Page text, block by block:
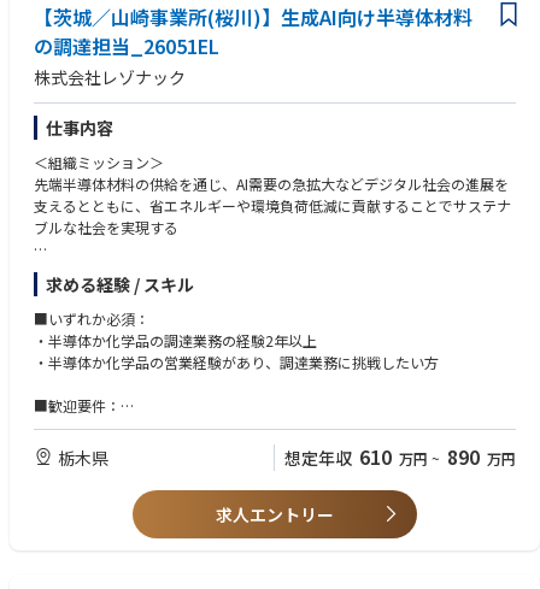
■当ポジションのやりがい：
①生産戦略を担う重要な役割
単なる委託先管理ではなく、EMS活用戦略の策定から実行までを主導
し、アドバンテストの将来の生産体制構築に直接関与できます。
②部門横断で事業成長に貢献
開発・調達・品質・生産など多くの部門と連携しながら、生産能力拡大
や事業成長を支える重要な役割を担います。
③キャリアの幅を広げられる
EMS管理、生産企画、サプライチェーン戦略など幅広い経験を積むこと
ができます。
■働き方：
・想定残業時間：月25時間程度（繁忙期には25Hを超過する可能性有）
・フレックス／在宅勤務を実施中 ※フルリモートは不可。
・出張
国内；サプライヤー訪問等、数回/月
本社等他事業所への出張、数回/月
【茨城／山崎事業所(桜川)】生成AI向け半導体材料
の調達担当_26051EL
株式会社レゾナック
仕事内容
＜組織ミッション＞
先端半導体材料の供給を通じ、AI需要の急拡大などデジタル社会の進展を
支えるとともに、省エネルギーや環境負荷低減に貢献することでサステナ
ブルな社会を実現する
＜業務概要＞
半導体に使用される製品の調達業務をお任せします。
■担当製品について
担当製品は、TIM(Thermal Interface Material)と呼ばれる、半導体に使用さ
本製品は、熱を効率よく逃がす役割を持っています。
■なぜTIMの需要が拡大しているか
近年、半導体では性能向上のために縦に重ねる設計が進み、同じ面積で処
理速度やデータ転送が向上しています。しかし、生成AIの処理増加により
半導体はより多くの電力を消費して熱を発生する一方で、重ねた構造では
熱の逃げ道が狭くなって熱がたまりやすくなります。
求める経験 / スキル
■いずれか必須：
・半導体か化学品の調達業務の経験2年以上
・半導体か化学品の営業経験があり、調達業務に挑戦したい方
■歓迎要件：
・英語や中国語でコミュニケーションがとれる方
■人物イメージ：
・社内外問わずコミュニケーションをとることを好む方
・主体性を持って、根気強く地道に頑張れる方
栃木県 想定年収 610 万円 ~ 890 万円
求人エントリー